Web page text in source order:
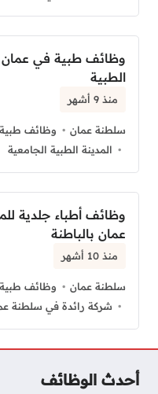
وظائف طبية في عمان
الطبية
منذ 9 أشهر
سلطنة عمان
وظائف
المدينة الطبية الجامعية
وظائف أطباء جلدية
عمان بالباطنة
منذ 10 أشهر
سلطنة عمان
وظائف
شركة رائدة في سلطنة
أحدث الوظائف